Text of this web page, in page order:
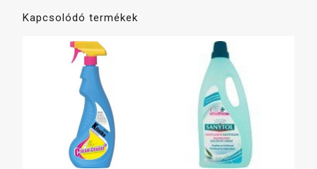
Kapcsolódó termékek